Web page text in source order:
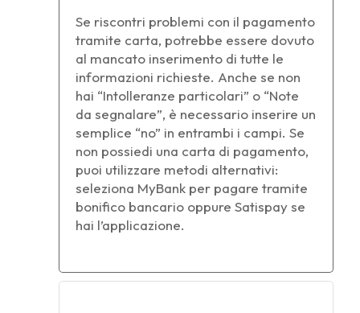
Se riscontri problemi con il pagamento
tramite carta, potrebbe essere dovuto
al mancato inserimento di tutte le
informazioni richieste. Anche se non
hai “Intolleranze particolari” o “Note
da segnalare”, è necessario inserire un
semplice “no” in entrambi i campi. Se
non possiedi una carta di pagamento,
puoi utilizzare metodi alternativi:
seleziona MyBank per pagare tramite
bonifico bancario oppure Satispay se
hai l’applicazione.